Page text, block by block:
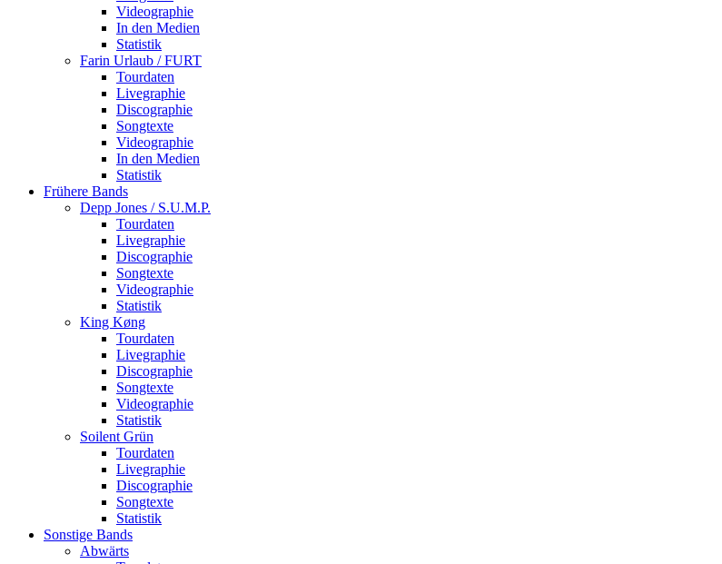
Videographie
In den Medien
Statistik
Farin Urlaub / FURT
Tourdaten
Livegraphie
Discographie
Songtexte
Videographie
In den Medien
Statistik
Frühere Bands
Depp Jones / S.U.M.P.
Tourdaten
Livegraphie
Discographie
Songtexte
Videographie
Statistik
King Køng
Tourdaten
Livegraphie
Discographie
Songtexte
Videographie
Statistik
Soilent Grün
Tourdaten
Livegraphie
Discographie
Songtexte
Statistik
Sonstige Bands
Abwärts